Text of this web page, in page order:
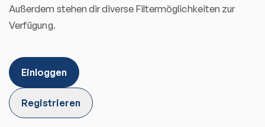
Außerdem stehen dir diverse Filtermöglichkeiten zur
Verfügung.
Einloggen
Registrieren